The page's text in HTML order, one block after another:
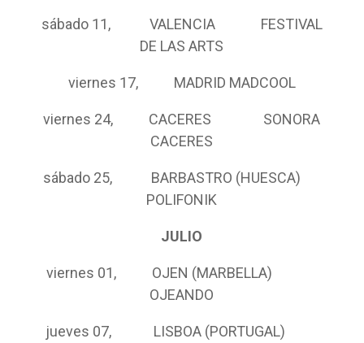
sábado 11, VALENCIA FESTIVAL
DE LAS ARTS
viernes 17, MADRID MADCOOL
viernes 24, CACERES SONORA
CACERES
sábado 25, BARBASTRO (HUESCA)
POLIFONIK
JULIO
viernes 01, OJEN (MARBELLA)
OJEANDO
jueves 07, LISBOA (PORTUGAL)